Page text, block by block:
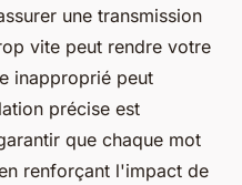
une transmission
vite peut rendre votre
inapproprié peut
précise est
que chaque mot
renforçant l'impact de